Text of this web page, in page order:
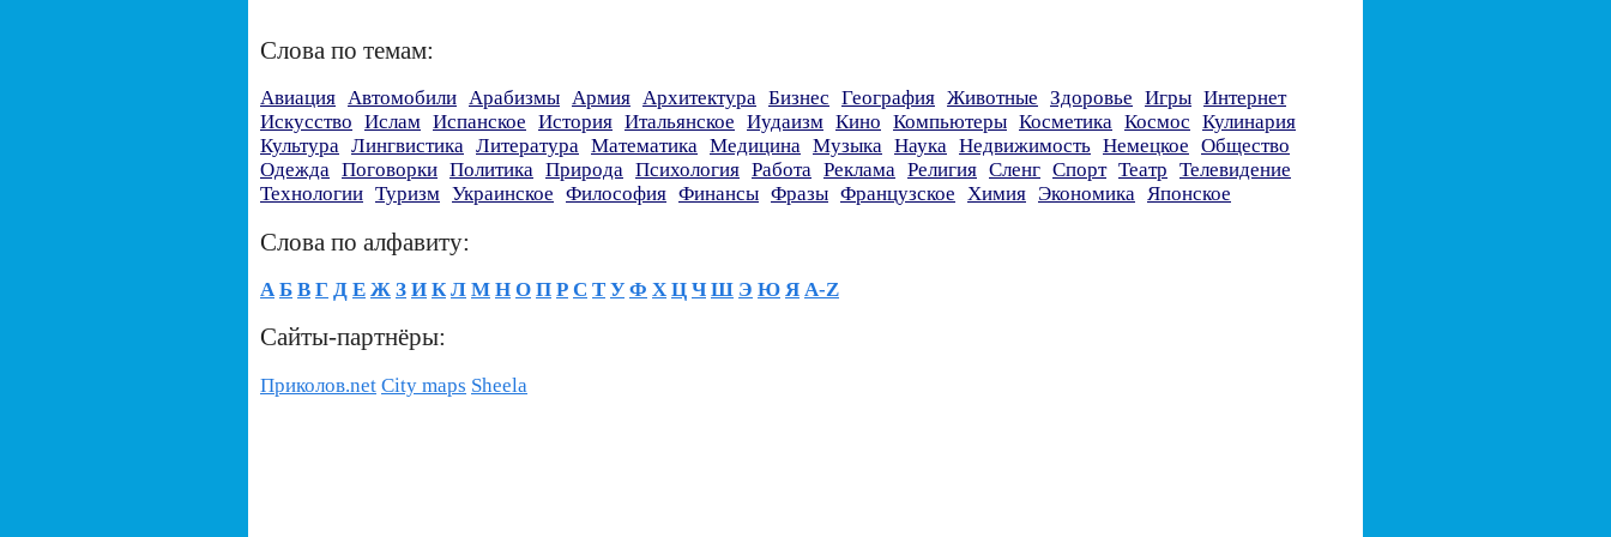
Слова по темам:
Авиация Автомобили Арабизмы Армия Архитектура Бизнес География Животные Здоровье Игры Интернет
Искусство Ислам Испанское История Итальянское Иудаизм Кино Компьютеры Косметика Космос Кулинария
Культура Лингвистика Литература Математика Медицина Музыка Наука Недвижимость Немецкое Общество
Одежда Поговорки Политика Природа Психология Работа Реклама Религия Сленг Спорт Театр Телевидение
Технологии Туризм Украинское Философия Финансы Фразы Французское Химия Экономика Японское
Слова по алфавиту:
А Б В Г Д Е Ж З И К Л М Н О П Р С Т У Ф Х Ц Ч Ш Э Ю Я A-Z
Сайты-партнёры:
Приколов.net City maps Sheela